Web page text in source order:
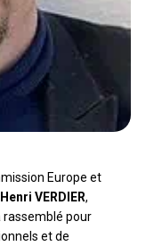
Europe et
Henri VERDIER,
rassemblé pour
et de